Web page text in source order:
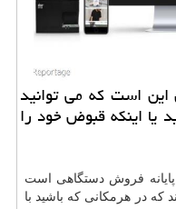
این است كه می توانید
یا اینكه قبوض خود را
پایانه فروش دستگاهی است
که در هرمکانی که باشید با